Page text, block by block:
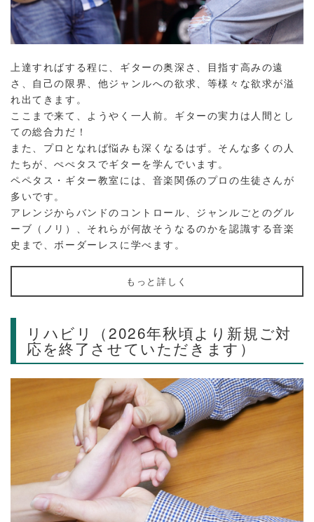
上達すればする程に、ギターの奥深さ、目指す高みの遠
さ、自己の限界、他ジャンルへの欲求、等様々な欲求が溢
れ出てきます。
ここまで来て、ようやく一人前。ギターの実力は人間とし
ての総合力だ！
また、プロとなれば悩みも深くなるはず。そんな多くの人
たちが、ぺぺタスでギターを学んでいます。
ペペタス・ギター教室には、音楽関係のプロの生徒さんが
多いです。
アレンジからバンドのコントロール、ジャンルごとのグル
ーブ（ノリ）、それらが何故そうなるのかを認識する音楽
史まで、ボーダーレスに学べます。
もっと詳しく
リハビリ（2026年秋頃より新規ご対
応を終了させていただきます）